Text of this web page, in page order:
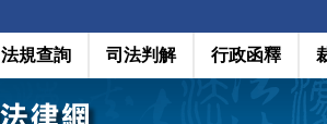
法規查詢 司法判解 行政函釋